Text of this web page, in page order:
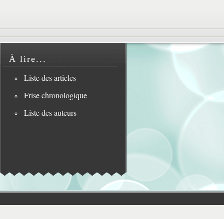
À lire...
Liste des articles
Frise chronologique
Liste des auteurs